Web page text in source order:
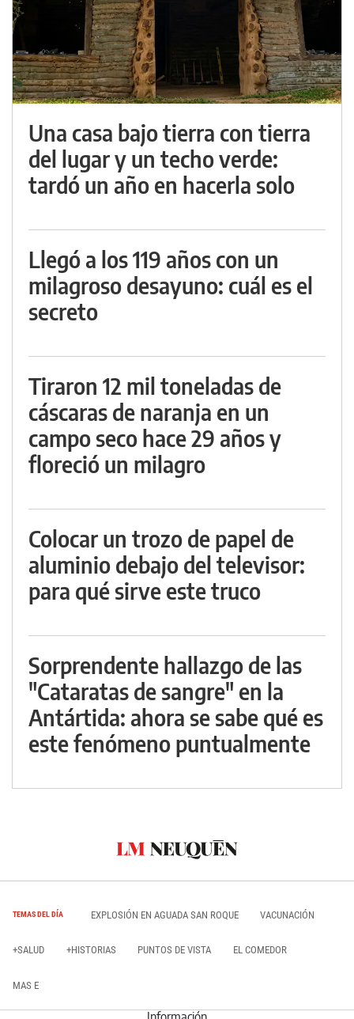
Una casa bajo tierra con tierra
del lugar y un techo verde:
tardó un año en hacerla solo
Llegó a los 119 años con un
milagroso desayuno: cuál es el
secreto
Tiraron 12 mil toneladas de
cáscaras de naranja en un
campo seco hace 29 años y
floreció un milagro
Colocar un trozo de papel de
aluminio debajo del televisor:
para qué sirve este truco
Sorprendente hallazgo de las
"Cataratas de sangre" en la
Antártida: ahora se sabe qué es
este fenómeno puntualmente
TEMAS DEL DÍA EXPLOSIÓN EN AGUADA SAN ROQUE VACUNACIÓN
+SALUD +HISTORIAS PUNTOS DE VISTA EL COMEDOR
MAS E